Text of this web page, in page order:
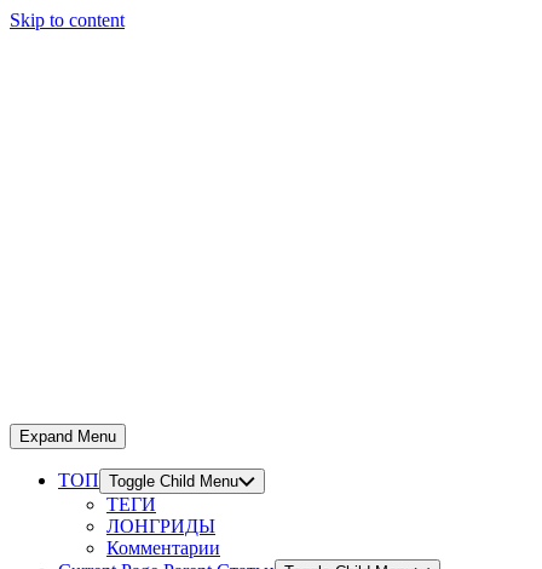
Skip to content
Expand Menu
ТОП Toggle Child Menu
ТЕГИ
ЛОНГРИДЫ
Комментарии